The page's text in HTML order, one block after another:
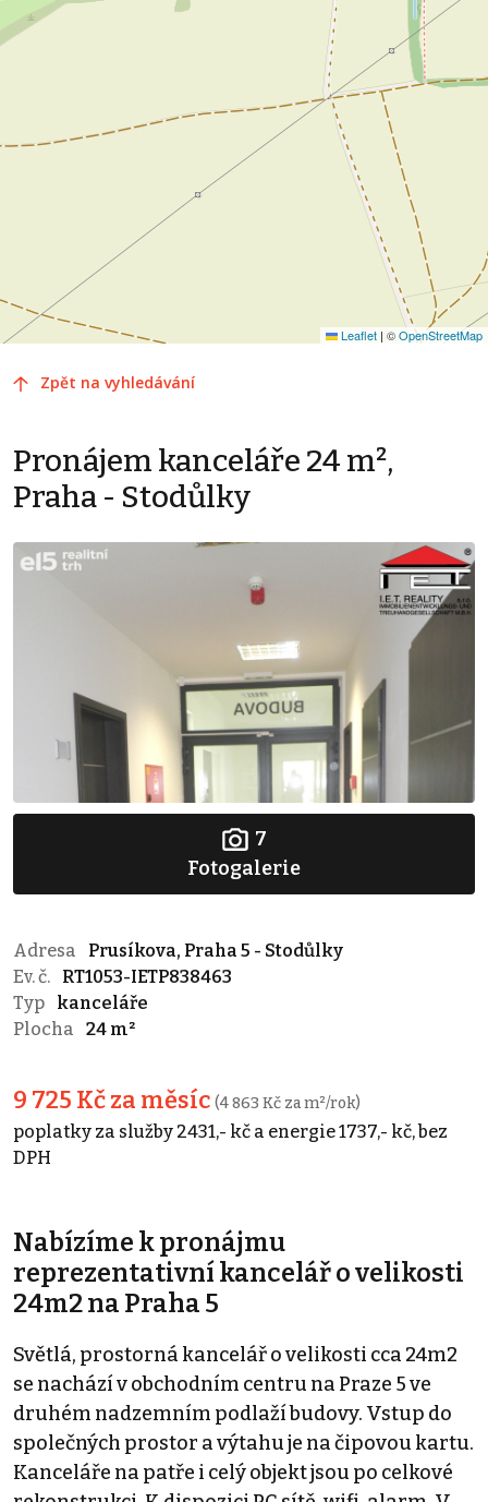
Leaflet | ©OpenStreetMap
Zpět na vyhledávání
Pronájem kanceláře 24 m²,
Praha - Stodůlky
7
Fotogalerie
Adresa
Prusíkova, Praha 5 - Stodůlky
Ev. č.
RT1053-IETP838463
Typ
kanceláře
Plocha
24 m²
9 725 Kč za měsíc (4 863 Kč za m²/rok)
poplatky za služby 2431,- kč a energie 1737,- kč, bez
DPH
Nabízíme k pronájmu
reprezentativní kancelář o velikosti
24m2 na Praha 5
Světlá, prostorná kancelář o velikosti cca 24m2
se nachází v obchodním centru na Praze 5 ve
druhém nadzemním podlaží budovy. Vstup do
společných prostor a výtahu je na čipovou kartu.
Kanceláře na patře i celý objekt jsou po celkové